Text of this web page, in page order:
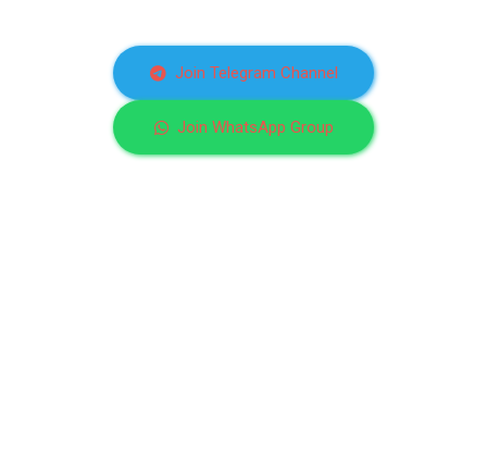
Join Telegram Channel
Join WhatsApp Group